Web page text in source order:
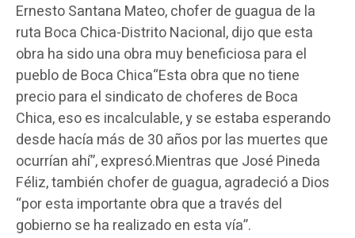
Ernesto Santana Mateo, chofer de guagua de la
ruta Boca Chica-Distrito Nacional, dijo que esta
obra ha sido una obra muy beneficiosa para el
pueblo de Boca Chica“Esta obra que no tiene
precio para el sindicato de choferes de Boca
Chica, eso es incalculable, y se estaba esperando
desde hacía más de 30 años por las muertes que
ocurrían ahí”, expresó.Mientras que José Pineda
Féliz, también chofer de guagua, agradeció a Dios
“por esta importante obra que a través del
gobierno se ha realizado en esta vía”.